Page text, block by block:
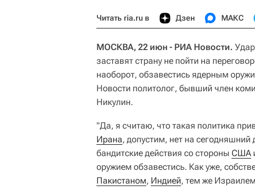
Читать ria.ru в Дзен МАКС
МОСКВА, 22 июн - РИА Новости.
заставят страну не пойти на
наоборот, обзавестись ядерным
Новости политолог, бывший член
Никулин.
"Да, я считаю, что такая политика
Ирана, допустим, нет на сегодняшний
бандитские действия со стороны США
оружием обзавестись. Как уже,
Пакистаном, Индией, тем же